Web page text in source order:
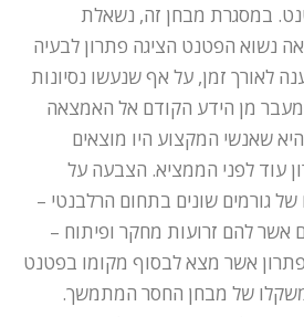
במסגרת מבחן זה, נשאלת
נשוא הפטנט הציגה פתרון לבעיה
לאורך זמן, על אף שנעשו נסיונות
מן הידע הקודם אל האמצאה
שאנשי המקצוע היו מוצאים
עוד לפני הממציא. הצבעה על
של גורמים שונים בתחום הרלבנטי –
אשר להם זרועות מחקר ופיתוח –
אשר מצא לבסוף מקומו בפטנט
משקלו של מבחן החסר המתמשך.